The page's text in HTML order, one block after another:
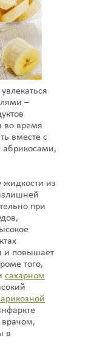
–
во время
вместе с
абрикосами,
жидкости из
при
и повышает
того,
сахарном
врачом,
в